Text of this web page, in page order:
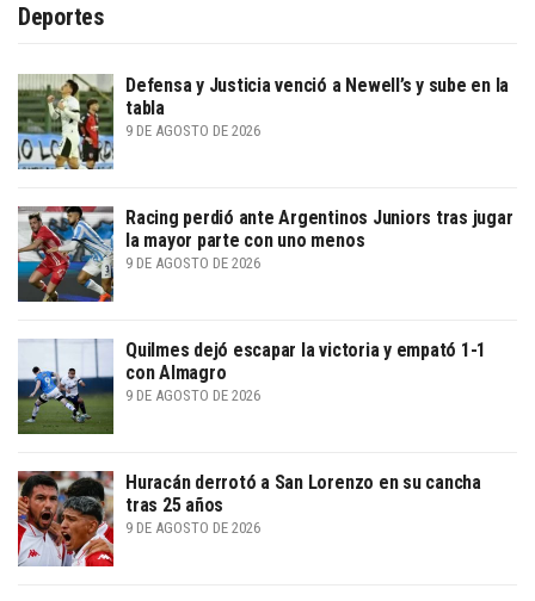
Deportes
Defensa y Justicia venció a Newell’s y sube en la
tabla
9 DE AGOSTO DE 2026
Racing perdió ante Argentinos Juniors tras jugar
la mayor parte con uno menos
9 DE AGOSTO DE 2026
Quilmes dejó escapar la victoria y empató 1-1
con Almagro
9 DE AGOSTO DE 2026
Huracán derrotó a San Lorenzo en su cancha
tras 25 años
9 DE AGOSTO DE 2026